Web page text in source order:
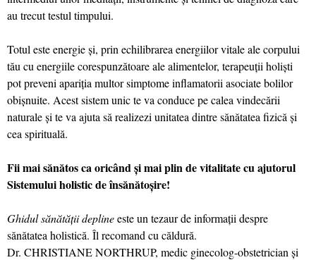
au trecut testul timpului.
Totul este energie şi, prin echilibrarea energiilor vitale ale corpului
tău cu energiile corespunzătoare ale alimentelor, terapeuţii holişti
pot preveni apariţia multor simptome inflamatorii asociate bolilor
obişnuite. Acest sistem unic te va conduce pe calea vindecării
naturale şi te va ajuta să realizezi unitatea dintre sănătatea fizică şi
cea spirituală.
Fii mai sănătos ca oricând şi mai plin de vitalitate cu ajutorul
Sistemului holistic de însănătoşire!
Ghidul sănătăţii deplineeste un tezaur de informaţii despre
sănătatea holistică. Îl recomand cu căldură.
Dr. CHRISTIANE NORTHRUP, medic ginecolog-obstetrician şi